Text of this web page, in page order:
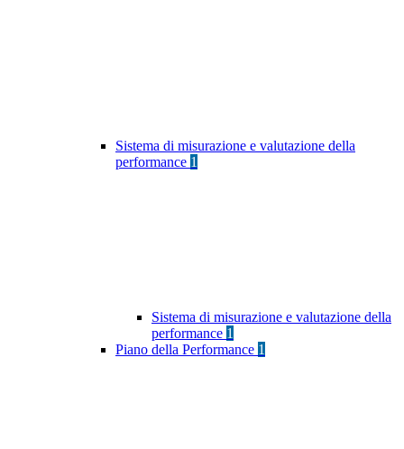
Sistema di misurazione e valutazione della
performance 1
Sistema di misurazione e valutazione della
performance 1
Piano della Performance 1